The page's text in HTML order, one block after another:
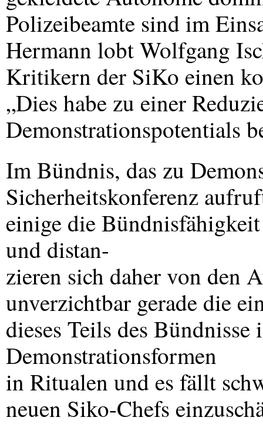
Polizeibeamte sind im
Hermann lobt Wolfgang
Kritikern der SiKo einen
„Dies habe zu einer
Demonstrationspotentials
Im Bündnis, das zu
Sicherheitskonferenz
einige die
und distan-
zieren sich daher von den
unverzichtbar gerade die
dieses Teils des Bündnisse
Demonstrationsformen
in Ritualen und es fällt
neuen Siko-Chefs